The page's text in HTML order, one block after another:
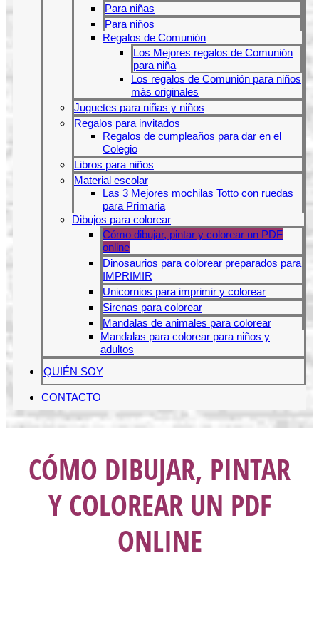
Para niñas
Para niños
Regalos de Comunión
Los Mejores regalos de Comunión
para niña
Los regalos de Comunión para niños
más originales
Juguetes para niñas y niños
Regalos para invitados
Regalos de cumpleaños para dar en el
Colegio
Libros para niños
Material escolar
Las 3 Mejores mochilas Totto con ruedas
para Primaria
Dibujos para colorear
Cómo dibujar, pintar y colorear un PDF
online
Dinosaurios para colorear preparados para
IMPRIMIR
Unicornios para imprimir y colorear
Sirenas para colorear
Mandalas de animales para colorear
Mandalas para colorear para niños y
adultos
QUIÉN SOY
CONTACTO
CÓMO DIBUJAR, PINTAR
Y COLOREAR UN PDF
ONLINE